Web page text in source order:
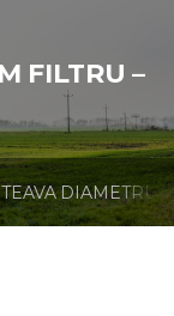
FILTRU –
TEAVA DIAMETRU